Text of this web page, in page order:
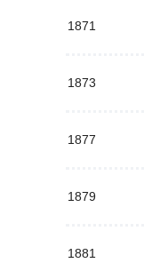
1871
1873
1877
1879
1881